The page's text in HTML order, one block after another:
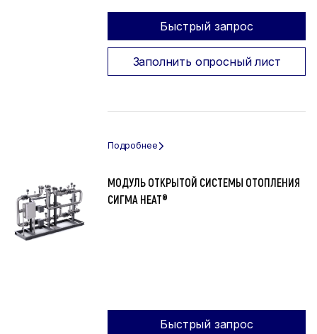
Быстрый запрос
Заполнить опросный лист
МОДУЛЬ ОТКРЫТОЙ СИСТЕМЫ ОТОПЛЕНИЯ
СИГМА HEAT®
Быстрый запрос